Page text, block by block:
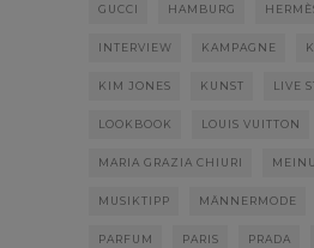
GUCCI HAMBURG
INTERVIEW KAMPAGNE
KIM JONES KUNST LIVE
LOOKBOOK LOUIS VUITTON
MARIA GRAZIA CHIURI
MUSIKTIPP MÄNNERMODE
PARFUM PARIS PRADA